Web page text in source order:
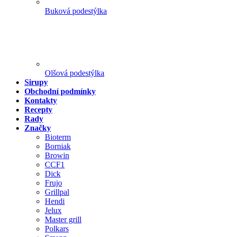
Buková podestýlka
Olšová podestýlka
Sirupy
Obchodní podmínky
Kontakty
Recepty
Rady
Značky
Bioterm
Borniak
Browin
CCF1
Dick
Frujo
Grillpal
Hendi
Jelux
Master grill
Polkars